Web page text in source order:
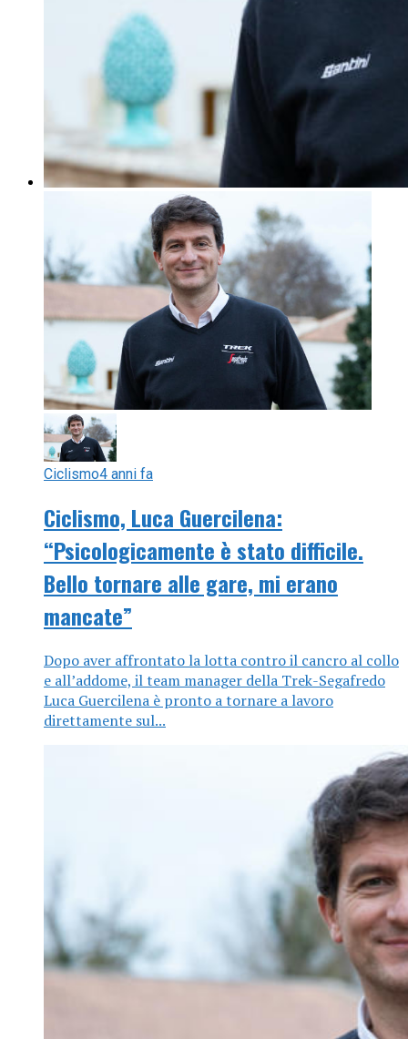
Ciclismo4 anni fa
Ciclismo, Luca Guercilena:
“Psicologicamente è stato difficile.
Bello tornare alle gare, mi erano
mancate”
Dopo aver affrontato la lotta contro il cancro al collo
e all’addome, il team manager della Trek-Segafredo
Luca Guercilena è pronto a tornare a lavoro
direttamente sul...